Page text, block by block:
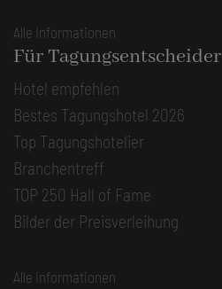
Alle Informationen
Für Tagungsentscheider
Hotel empfehlen
Bestes Tagungshotel 2026
Top Tagungshotelier
Branchentreff
TOP 250 Hall of Fame
Bilder der Preisverleihung
Alle Informationen